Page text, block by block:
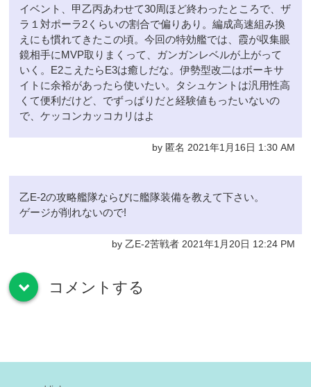
イベント、甲乙丙あわせて30周ほど終わったところで、ザ
ラ１対ポーラ2くらいの割合で偏りあり。編成高速組み換
えにも慣れてきたこの頃。今回の特効艦では、霞が収集眼
鏡相手にMVP取りまくって、ガンガンレベルが上がって
いく。E2こえたらE3は癒しだな。伊勢型改二はボーキサ
イトに余裕があったら使いたい。タシュケントは汎用性高
くて便利だけど、でずっぱりだと経験値もったいないの
で、ケッコンカッコカリはよ
by 匿名 2021年1月16日 1:30 AM
乙E-2の攻略艦隊ならびに艦隊装備を教えて下さい。
ゲージが削れないので!
by 乙E-2苦戦者 2021年1月20日 12:24 PM
down コメントする